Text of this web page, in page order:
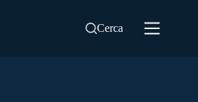
Cerca